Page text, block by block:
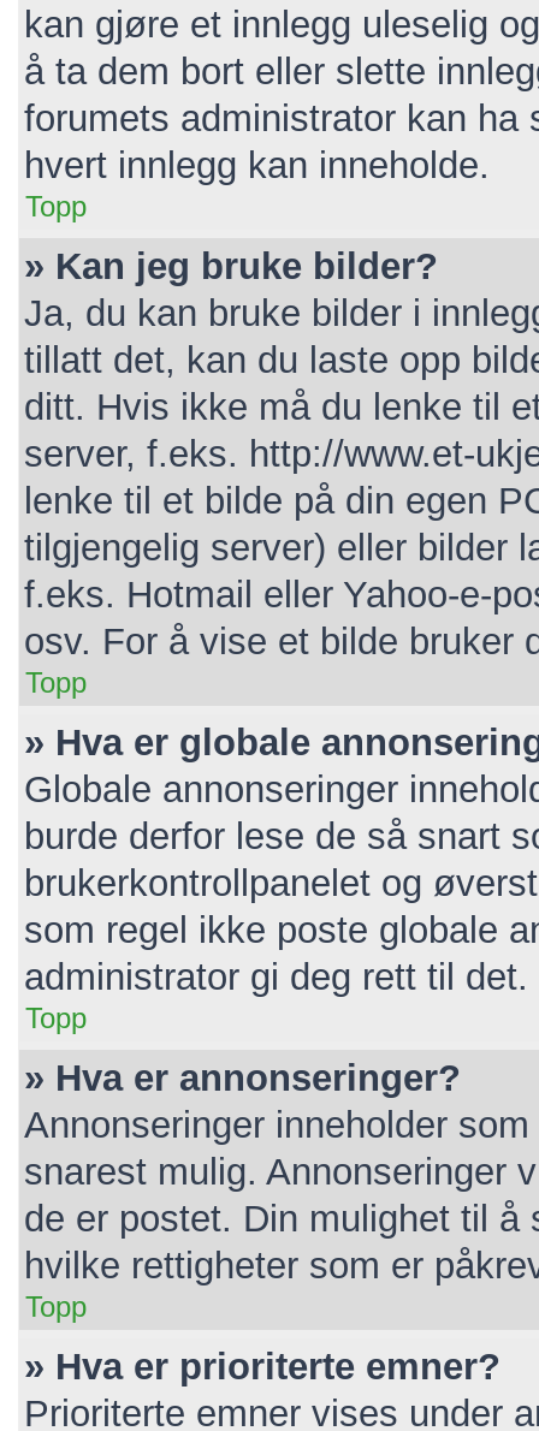
kan gjøre et innlegg uleselig
å ta dem bort eller slette
forumets administrator kan ha
hvert innlegg kan inneholde.
Topp
» Kan jeg bruke bilder?
Ja, du kan bruke bilder i
tillatt det, kan du laste opp
ditt. Hvis ikke må du lenke til
server, f.eks. http://www.et-
lenke til et bilde på din egen
tilgjengelig server) eller bilder
f.eks. Hotmail eller Yahoo-e-
osv. For å vise et bilde bruker
Topp
» Hva er globale
Globale annonseringer
burde derfor lese de så snart
brukerkontrollpanelet og
som regel ikke poste globale
administrator gi deg rett til det.
Topp
» Hva er annonseringer?
Annonseringer inneholder
snarest mulig. Annonseringer
de er postet. Din mulighet til å
hvilke rettigheter som er
Topp
» Hva er prioriterte emner?
Prioriterte emner vises under